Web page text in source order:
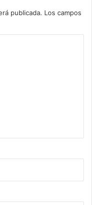
publicada. Los campos